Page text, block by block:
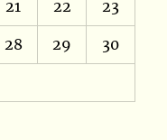
21 22 23
28 29 30